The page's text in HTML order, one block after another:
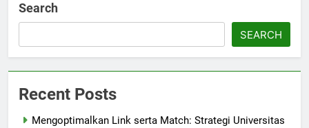
Search
SEARCH
Recent Posts
Mengoptimalkan Link serta Match: Strategi Universitas